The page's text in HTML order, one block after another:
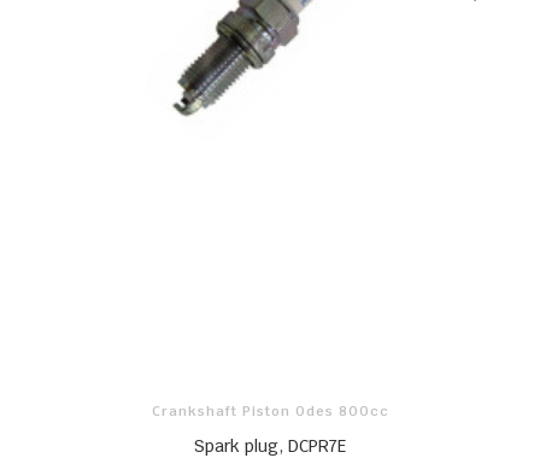
Crankshaft Piston Odes 800cc
Spark plug, DCPR7E